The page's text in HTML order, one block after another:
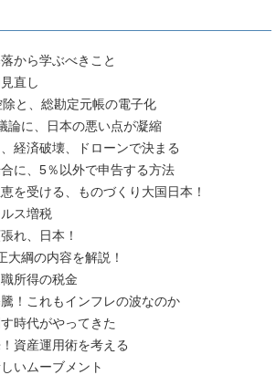
から学ぶべきこと
直し
と、総勘定元帳の電子化
論に、日本の悪い点が凝縮
経済破壊、ドローンで決まる
に、5％以外で申告する方法
を受ける、ものづくり大国日本！
ルス増税
れ、日本！
大綱の内容を解説！
所得の税金
！これもインフレの波なのか
時代がやってきた
資産運用術を考える
いムーブメント